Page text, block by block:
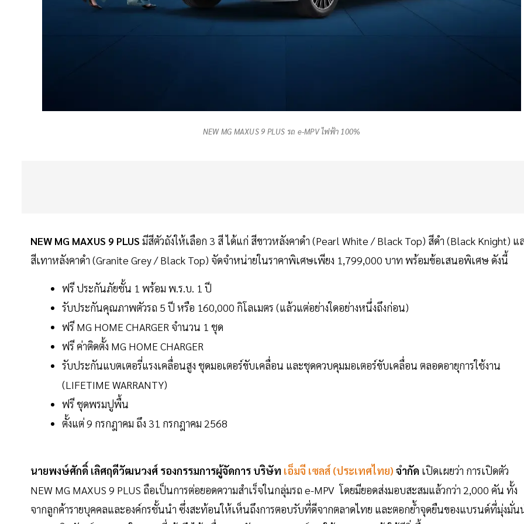
NEW MG MAXUS 9 PLUS รถ e-MPV ไฟฟ้า 100%
NEW MG MAXUS 9 PLUS มีสีตัวถังให้เลือก 3 สี ได้แก่ สีขาวหลังคาดำ (Pearl White / Black Top) สีดำ (Black Knight) แ
สีเทาหลังคาดำ (Granite Grey / Black Top) จัดจำหน่ายในราคาพิเศษเพียง 1,799,000 บาท พร้อมข้อเสนอพิเศษ ดังนี้
ฟรี ประกันภัยชั้น 1 พร้อม พ.ร.บ. 1 ปี
รับประกันคุณภาพตัวรถ 5 ปี หรือ 160,000 กิโลเมตร (แล้วแต่อย่างใดอย่างหนึ่งถึงก่อน)
ฟรี MG HOME CHARGER จำนวน 1 ชุด
ฟรี ค่าติดตั้ง MG HOME CHARGER
รับประกันแบตเตอรี่แรงเคลื่อนสูง ชุดมอเตอร์ขับเคลื่อน และชุดควบคุมมอเตอร์ขับเคลื่อน ตลอดอายุการใช้งาน
(LIFETIME WARRANTY)
ฟรี ชุดพรมปูพื้น
ตั้งแต่ 9 กรกฎาคม ถึง 31 กรกฎาคม 2568
นายพงษ์ศักดิ์ เลิศฤดีวัฒนวงศ์ รองกรรมการผู้จัดการ บริษัท เอ็มจี เซลส์ (ประเทศไทย) จำกัด เปิดเผยว่า การเปิดตัว
NEW MG MAXUS 9 PLUS ถือเป็นการต่อยอดความสำเร็จในกลุ่มรถ e-MPV โดยมียอดส่งมอบสะสมแล้วกว่า 2,000 คัน ทั้ง
จากลูกค้ารายบุคคลและองค์กรชั้นนำ ซึ่งสะท้อนให้เห็นถึงการตอบรับที่ดีจากตลาดไทย และตอกย้ำจุดยืนของแบรนด์ที่มุ่งมั่น